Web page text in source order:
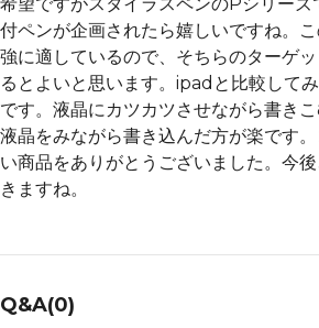
付ペンが企画されたら嬉しいですね。
強に適しているので、そちらのターゲ
るとよいと思います。ipadと比較して
です。液晶にカツカツさせながら書き
液晶をみながら書き込んだ方が楽です
い商品をありがとうございました。今
きますね。
Q&A(0)